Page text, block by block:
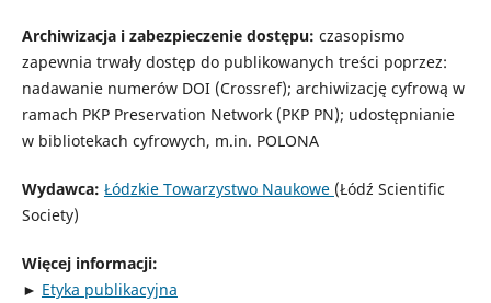
Archiwizacja i zabezpieczenie dostępu: czasopismo
zapewnia trwały dostęp do publikowanych treści poprzez:
nadawanie numerów DOI (Crossref); archiwizację cyfrową w
ramach PKP Preservation Network (PKP PN); udostępnianie
w bibliotekach cyfrowych, m.in. POLONA
Wydawca: Łódzkie Towarzystwo Naukowe (Łódź Scientific
Society)
Więcej informacji:
► Etyka publikacyjna